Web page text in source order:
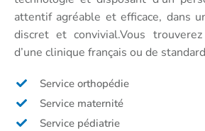
attentif agréable et efficace, dans
discret et convivial.Vous
d’une clinique français ou de
Service orthopédie
Service maternité
Service pédiatrie